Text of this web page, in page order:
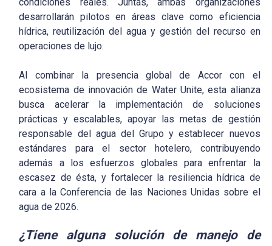
desarrollarán pilotos en áreas clave como eficiencia
hídrica, reutilización del agua y gestión del recurso en
operaciones de lujo.
Al combinar la presencia global de Accor con el
ecosistema de innovación de Water Unite, esta alianza
busca acelerar la implementación de soluciones
prácticas y escalables, apoyar las metas de gestión
responsable del agua del Grupo y establecer nuevos
estándares para el sector hotelero, contribuyendo
además a los esfuerzos globales para enfrentar la
escasez de ésta, y fortalecer la resiliencia hídrica de
cara a la Conferencia de las Naciones Unidas sobre el
agua de 2026.
¿Tiene alguna solución de manejo de